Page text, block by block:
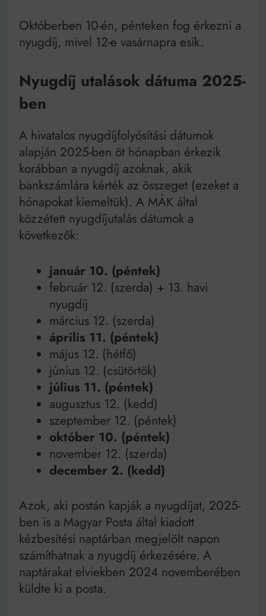
Októberben 10-én, pénteken fog érkezni a
nyugdíj, mivel 12-e vasárnapra esik.
Nyugdíj utalások dátuma 2025-
ben
A hivatalos nyugdíjfolyósítási dátumok
alapján 2025-ben öt hónapban érkezik
korábban a nyugdíj azoknak, akik
bankszámlára kérték az összeget (ezeket a
hónapokat kiemeltük). A MÁK által
közzétett nyugdíjutalás dátumok a
következők:
január 10. (péntek)
február 12. (szerda) + 13. havi
nyugdíj
március 12. (szerda)
április 11. (péntek)
május 12. (hétfő)
június 12. (csütörtök)
július 11. (péntek)
augusztus 12. (kedd)
szeptember 12. (péntek)
október 10. (péntek)
november 12. (szerda)
december 2. (kedd)
Azok, aki postán kapják a nyugdíjat, 2025-
ben is a Magyar Posta által kiadott
kézbesítési naptárban megjelölt napon
számíthatnak a nyugdíj érkezésére. A
naptárakat elviekben 2024 novemberében
küldte ki a posta.